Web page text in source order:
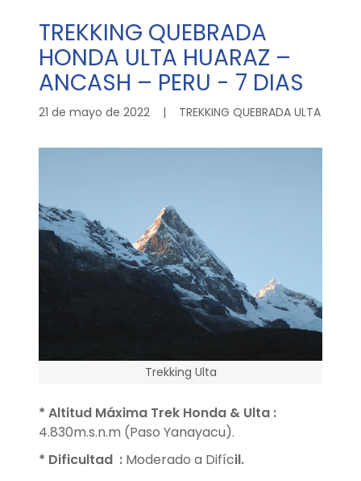
TREKKING QUEBRADA
HONDA ULTA HUARAZ –
ANCASH – PERU - 7 DIAS
21 de mayo de 2022 | TREKKING QUEBRADA ULTA
Trekking Ulta
* Altitud Máxima Trek Honda & Ulta :
4.830m.s.n.m (Paso Yanayacu).
* Dificultad : Moderado a Difícil.